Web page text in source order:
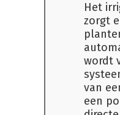
Het
zorgt
wordt
van
een